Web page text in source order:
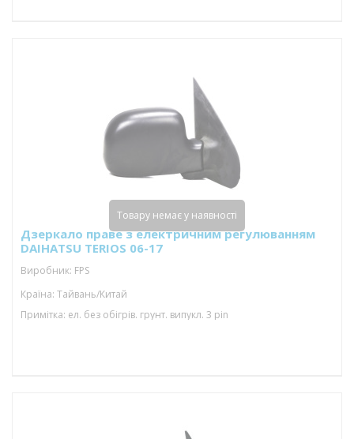
Дзеркало праве з електричним регулюванням
DAIHATSU TERIOS 06-17
Виробник: FPS
Країна: Тайвань/Китай
Примітка: ел. без обігрів. грунт. випукл. 3 pin
Товару немає у наявності